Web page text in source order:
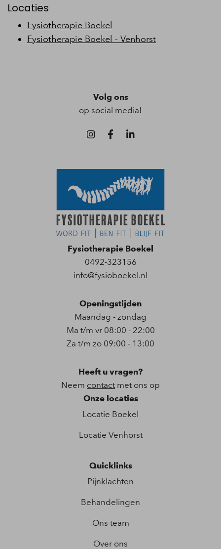
Locaties
Fysiotherapie Boekel
Fysiotherapie Boekel - Venhorst
Volg ons
op social media!
Fysiotherapie Boekel
0492-323156
info@fysioboekel.nl
Openingstijden
Maandag - zondag
Ma t/m vr 08:00 - 22:00
Za t/m zo 09:00 - 13:00
Heeft u vragen?
Neem contact met ons op
Onze locaties
Locatie Boekel
Locatie Venhorst
Quicklinks
Pijnklachten
Behandelingen
Ons team
Over ons